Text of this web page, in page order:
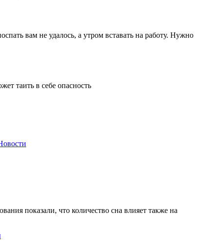
вам не удалось, а утром вставать на работу. Нужно
таить в себе опасность
показали, что количество сна влияет также на